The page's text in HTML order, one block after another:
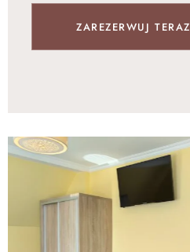
ZAREZERWUJ TERAZ